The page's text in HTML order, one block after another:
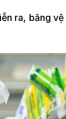
ra, băng